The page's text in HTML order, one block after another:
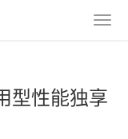
型性能独享